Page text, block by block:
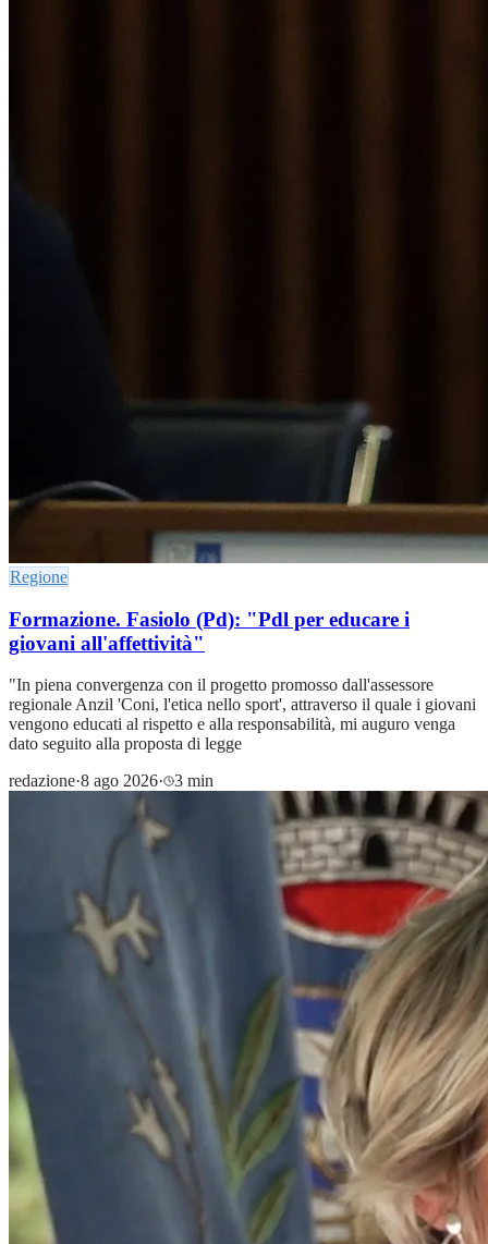
Regione
Formazione. Fasiolo (Pd): "Pdl per educare i
giovani all'affettività"
"In piena convergenza con il progetto promosso dall'assessore
regionale Anzil 'Coni, l'etica nello sport', attraverso il quale i giovani
vengono educati al rispetto e alla responsabilità, mi auguro venga
dato seguito alla proposta di legge
redazione·8 ago 2026· 3 min